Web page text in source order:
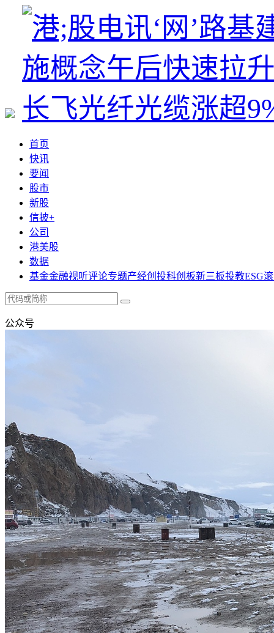
首页
快讯
要闻
股市
新股
信披+
公司
港美股
数据
基金金融视听评论专题产经创投科创板新三板投教ESG
公众号